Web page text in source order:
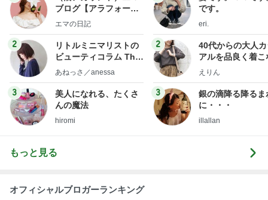
ブログ【アラフォー会
社売却セカンドライ
エマの日記
2
リトルミニマリストの
ビューティコラム The
little minimalist's bea
あねっさ／anessa
3
美人になれる、たくさ
んの魔法
hiromi
です。
eri.
2
40代からの大人
アルを品良く着こ
ファッションブロ
えりん
3
銀の滴降る降るま
に・・・
illallan
もっと見る
オフィシャルブロガーランキング